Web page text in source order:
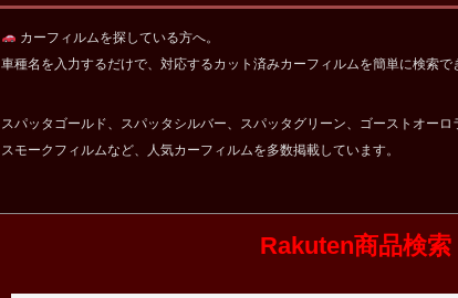
カーフィルムを探している方へ。
車種名を入力するだけで、対応するカット済みカーフィルムを簡単に検索で
スパッタゴールド、スパッタシルバー、スパッタグリーン、ゴーストオー
スモークフィルムなど、人気カーフィルムを多数掲載しています。
Rakuten商品検索